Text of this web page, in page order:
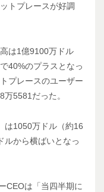
トプレースが好調
は1億9100万ドル
40%のプラスとなっ
プレースのユーザー
5581だった。
は1050万ドル（約16
ルから横ばいとなっ
CEOは「当四半期に